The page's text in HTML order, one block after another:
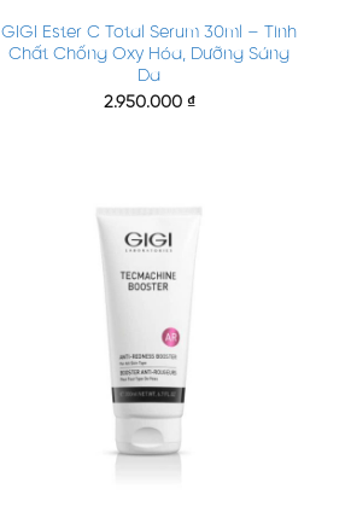
GIGI Ester C Total Serum 30ml – Tinh
Chất Chống Oxy Hóa, Dưỡng Sáng
Da
2.950.000 ₫